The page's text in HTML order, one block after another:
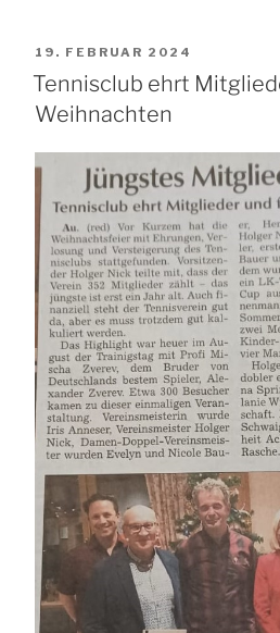
VERÖFFENTLICHT
AM
19. FEBRUAR 2024
Tennisclub ehrt
Weihnachten